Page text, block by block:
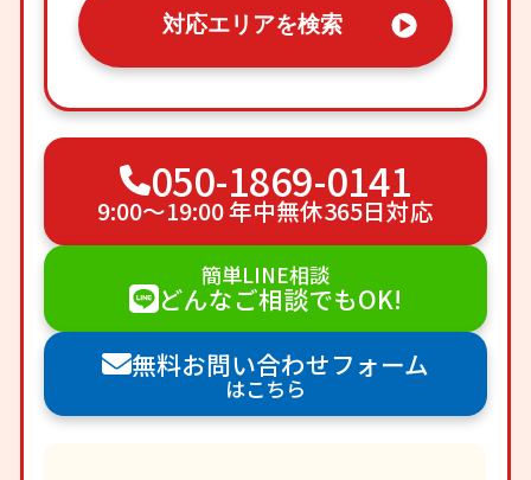
対応エリアを検索
050-1869-0141
9:00〜19:00 年中無休365日対応
簡単LINE相談
どんなご相談でもOK!
無料お問い合わせフォーム
はこちら